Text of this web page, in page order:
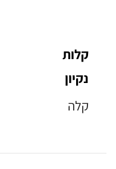
קלות
נקיון
קלה